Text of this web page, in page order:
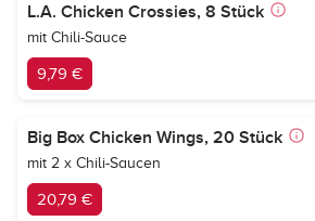
L.A. Chicken Crossies, 8 Stück
mit Chili-Sauce
9,79 €
Big Box Chicken Wings, 20 Stück
mit 2 x Chili-Saucen
20,79 €